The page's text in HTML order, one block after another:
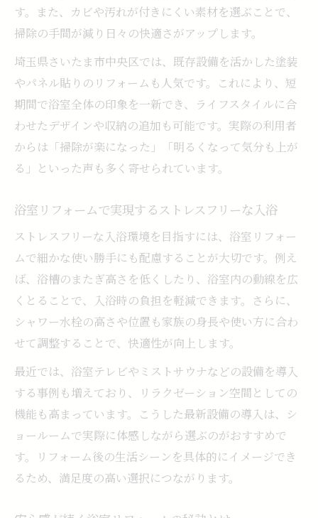
滑りにくい床選びで差がつく浴室リフォーム
向上
浴室リフォームで選ぶべき床材のポイント
安心を高める浴室リフォーム床選びのコツ
家族の安全を守る浴室リフォーム床材比較
浴室リフォームで失敗しない床材選定の秘
理想を実現するための浴室リフォームポイント
浴室リフォームで理想を叶える計画の立て
方
快適性とデザイン性を両立する浴室リフォ
ーム
家族の希望を反映した浴室リフォームの進
め方
浴室リフォームで後悔しないポイント整理
施工事例から学ぶ浴室リフォーム成功の秘
訣
す。また、カビや汚れが付きにくい素材を選ぶことで、
掃除の手間が減り日々の快適さがアップします。
埼玉県さいたま市中央区では、既存設備を活かした塗装
やパネル貼りのリフォームも人気です。これにより、短
期間で浴室全体の印象を一新でき、ライフスタイルに合
わせたデザインや収納の追加も可能です。実際の利用者
からは「掃除が楽になった」「明るくなって気分も上が
る」といった声も多く寄せられています。
浴室リフォームで実現するストレスフリーな入浴
ストレスフリーな入浴環境を目指すには、浴室リフォー
ムで細かな使い勝手にも配慮することが大切です。例え
ば、浴槽のまたぎ高さを低くしたり、浴室内の動線を広
くとることで、入浴時の負担を軽減できます。さらに、
シャワー水栓の高さや位置も家族の身長や使い方に合わ
せて調整することで、快適性が向上します。
最近では、浴室テレビやミストサウナなどの設備を導入
する事例も増えており、リラクゼーション空間としての
機能も高まっています。こうした最新設備の導入は、シ
ョールームで実際に体感しながら選ぶのがおすすめで
す。リフォーム後の生活シーンを具体的にイメージでき
るため、満足度の高い選択につながります。